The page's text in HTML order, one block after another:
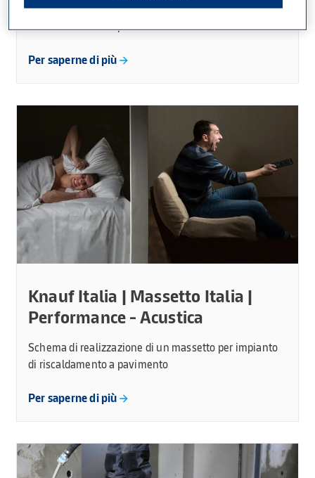
Schema di realizzazione di un massetto per impianto
di riscaldamento a pavimento
Per saperne di più
Knauf Italia | Massetto Italia |
Performance - Acustica
Schema di realizzazione di un massetto per impianto
di riscaldamento a pavimento
Per saperne di più